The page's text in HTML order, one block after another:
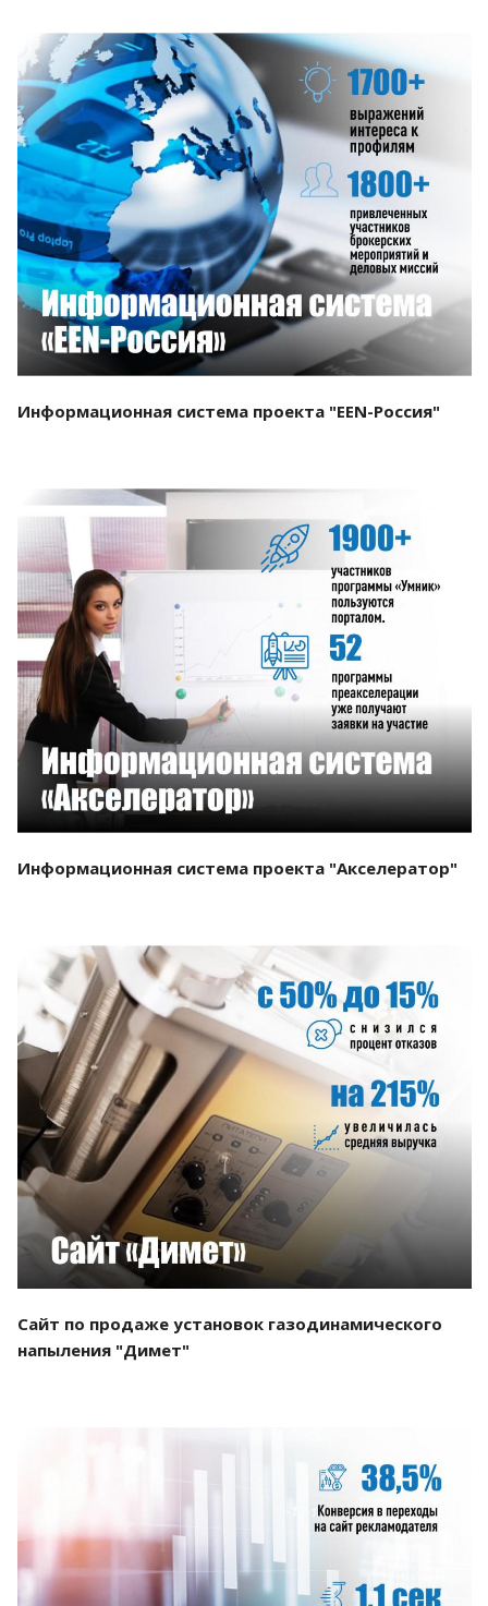
Смотреть проект
Информационная система проекта "EEN-Россия"
Смотреть проект
Информационная система проекта "Акселератор"
Смотреть проект
Сайт по продаже установок газодинамического
напыления "Димет"